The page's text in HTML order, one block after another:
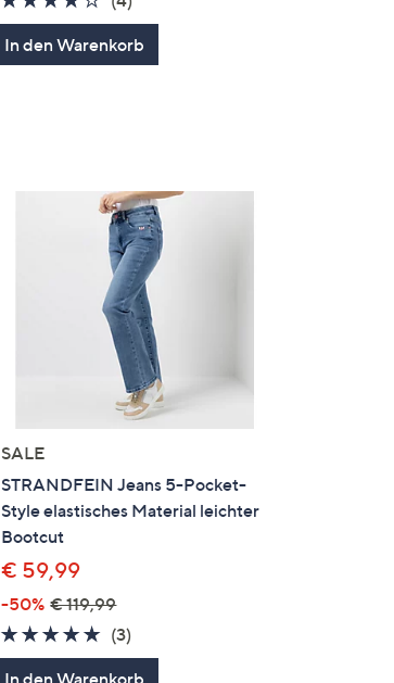
von
5
Bewertungen
In den Warenkorb
SALE
STRANDFEIN Jeans 5-Pocket-
Style elastisches Material leichter
Bootcut
€ 59,99
-50% € 119,99
4.7
von
(3)
Bewertungen